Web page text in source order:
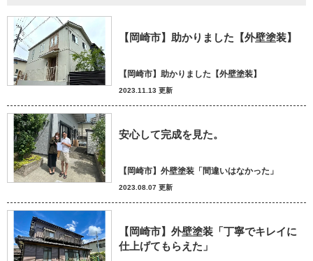
【岡崎市】助かりました【外壁塗装】
【岡崎市】助かりました【外壁塗装】
2023.11.13 更新
安心して完成を見た。
【岡崎市】外壁塗装「間違いはなかった」
2023.08.07 更新
【岡崎市】外壁塗装「丁寧でキレイに
仕上げてもらえた」